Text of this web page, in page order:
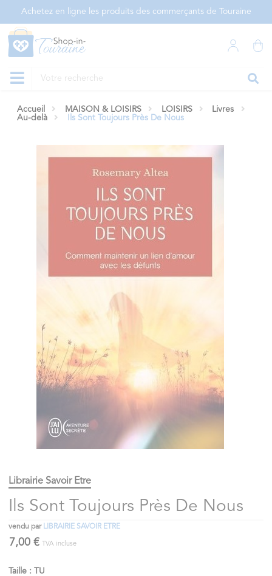
Achetez en ligne les produits des commerçants de Touraine
Accueil MAISON & LOISIRS LOISIRS
Livres
Au-delà
Ils Sont Toujours Près De Nous
Librairie Savoir Etre
Ils Sont Toujours Près De Nous
vendu par LIBRAIRIE SAVOIR ETRE
7,00 € TVA incluse
Taille : TU
Panneau de gestion des cookies